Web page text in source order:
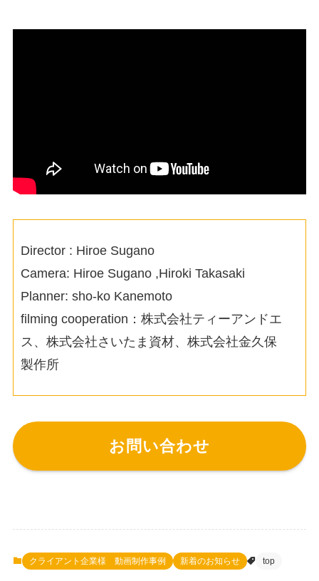
Director : Hiroe Sugano
Camera: Hiroe Sugano ,Hiroki Takasaki
Planner: sho-ko Kanemoto
filming cooperation：株式会社ティーアンドエ
ス、株式会社さいたま資材、株式会社金久保
製作所
お問い合わせ
クライアント企業様 動画制作事例 新着のお知らせ top